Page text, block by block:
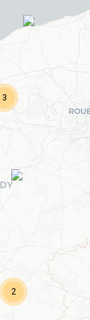
4
2
2
3